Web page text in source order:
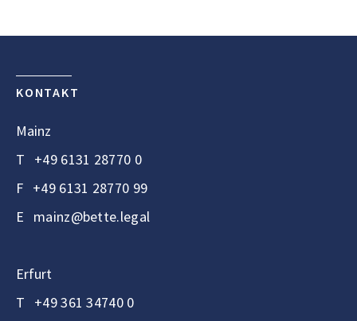
KONTAKT
Mainz
T +49 6131 28770 0
F +49 6131 28770 99
E mainz@bette.legal
Erfurt
T +49 361 34740 0